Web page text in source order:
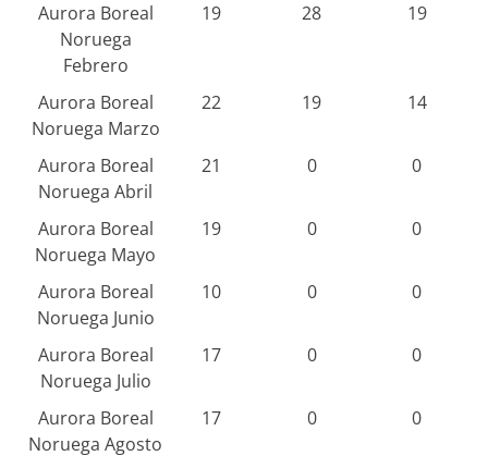
Aurora Boreal
Noruega
Febrero
19 28 19
Aurora Boreal
Noruega Marzo
22 19 14
Aurora Boreal
Noruega Abril
21 0 0
Aurora Boreal
Noruega Mayo
19 0 0
Aurora Boreal
Noruega Junio
10 0 0
Aurora Boreal
Noruega Julio
17 0 0
Aurora Boreal
Noruega Agosto
17 0 0